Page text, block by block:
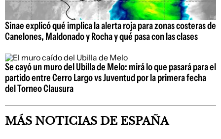
Sinae explicó qué implica la alerta roja para zonas costeras de
Canelones, Maldonado y Rocha y qué pasa con las clases
Se cayó un muro del Ubilla de Melo: mirá lo que pasará para el
partido entre Cerro Largo vs Juventud por la primera fecha
del Torneo Clausura
MÁS NOTICIAS DE ESPAÑA